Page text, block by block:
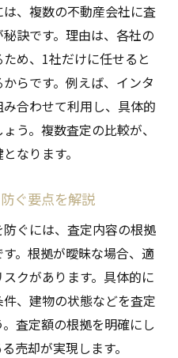
崎市の査定ポイント
格を見極める具体的手
重視したい査定基準
産査定の確認ポイント
す岡崎市での工夫
定価格の重要性を解説
敗しない秘訣を解説
た岡崎市売却成功の秘
いための事前準備法
、複数の不動産会社に査
訣です。理由は、各社の
め、1社だけに任せると
らです。例えば、インタ
合わせて利用し、具体的
う。複数査定の比較が、
なります。
ぐ要点を解説
ぐには、査定内容の根拠
。根拠が曖昧な場合、適
クがあります。具体的に
、建物の状態などを査定
査定額の根拠を明確にし
売却が実現します。